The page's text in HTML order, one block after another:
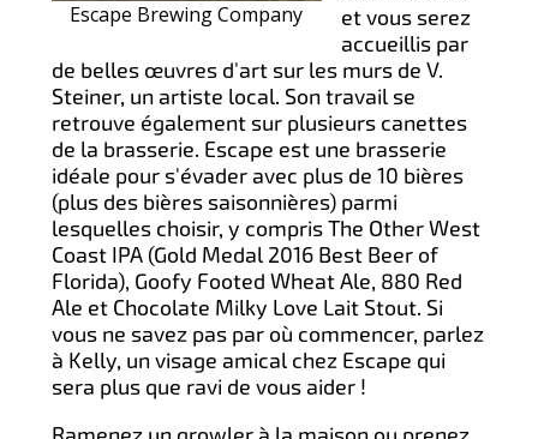
Escape Brewing Company
et vous serez
accueillis par
de belles œuvres d'art sur les murs de V.
Steiner, un artiste local. Son travail se
retrouve également sur plusieurs canettes
de la brasserie. Escape est une brasserie
idéale pour s'évader avec plus de 10 bières
(plus des bières saisonnières) parmi
lesquelles choisir, y compris The Other West
Coast IPA (Gold Medal 2016 Best Beer of
Florida), Goofy Footed Wheat Ale, 880 Red
Ale et Chocolate Milky Love Lait Stout. Si
vous ne savez pas par où commencer, parlez
à Kelly, un visage amical chez Escape qui
sera plus que ravi de vous aider !